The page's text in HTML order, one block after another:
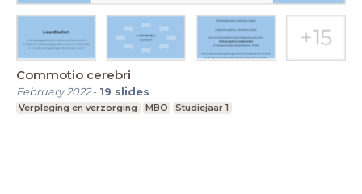
Commotio cerebri
February 2022- 19 slides
Verpleging en verzorging MBO Studiejaar 1